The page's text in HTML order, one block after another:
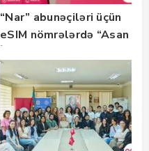
“Nar” abunəçiləri üçün
eSIM nömrələrdə “Asan
istifadəyə verildi